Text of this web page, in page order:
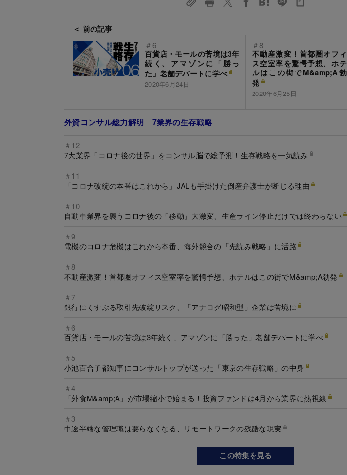
＜ 前の記事
＃6
百貨店・モールの苦境は3年
続く、アマゾンに「勝っ
た」老舗デパートに学べ
2020年6月24日
＃8
不動産激変！首都圏オフィ
ス空室率を驚愕予想、ホテ
ルはこの街でM&amp;A勃
発
2020年6月25日
外資コンサル総力解明 7業界の生存戦略
＃12
7大業界「コロナ後の世界」をコンサル脳で総予測！生存戦略を一気読み
＃11
「コロナ破綻の本番はこれから」JALも手掛けた倒産弁護士が断じる理由
＃10
自動車業界を襲うコロナ後の「移動」大激変、生産ライン停止だけでは終わらない
＃9
電機のコロナ危機はこれから本番、海外競合の「先読み戦略」に活路
＃8
不動産激変！首都圏オフィス空室率を驚愕予想、ホテルはこの街でM&amp;A勃発
＃7
銀行にくすぶる取引先破綻リスク、「アナログ昭和型」企業は苦境に
＃6
百貨店・モールの苦境は3年続く、アマゾンに「勝った」老舗デパートに学べ
＃5
小池百合子都知事にコンサルトップが送った「東京の生存戦略」の中身
＃4
「外食M&amp;A」が市場縮小で始まる！投資ファンドは4月から業界に熱視線
＃3
中途半端な管理職は要らなくなる、リモートワークの残酷な現実
この特集を見る